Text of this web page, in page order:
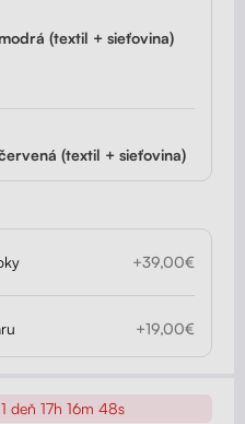
(textil + sieťovina)
(textil + sieťovina)
(pravá koža)
+39,00€
+19,00€
1 deň 17h 16m 47s